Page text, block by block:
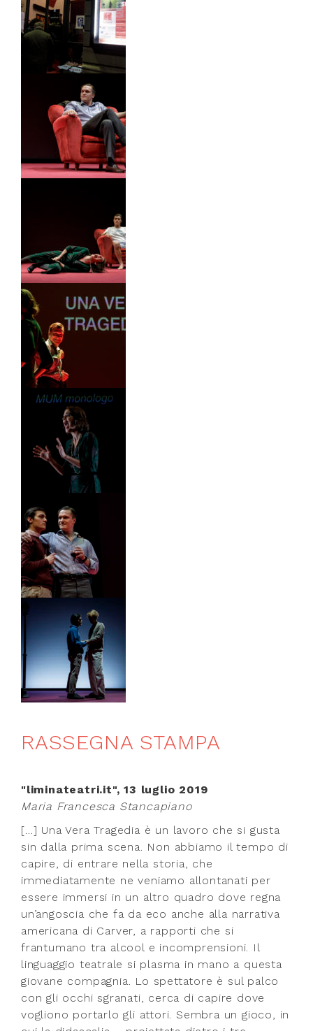
RASSEGNA STAMPA
"liminateatri.it", 13 luglio 2019
Maria Francesca Stancapiano
[…] Una Vera Tragedia è un lavoro che si gusta
sin dalla prima scena. Non abbiamo il tempo di
capire, di entrare nella storia, che
immediatamente ne veniamo allontanati per
essere immersi in un altro quadro dove regna
un’angoscia che fa da eco anche alla narrativa
americana di Carver, a rapporti che si
frantumano tra alcool e incomprensioni. Il
linguaggio teatrale si plasma in mano a questa
giovane compagnia. Lo spettatore è sul palco
con gli occhi sgranati, cerca di capire dove
vogliono portarlo gli attori. Sembra un gioco, in